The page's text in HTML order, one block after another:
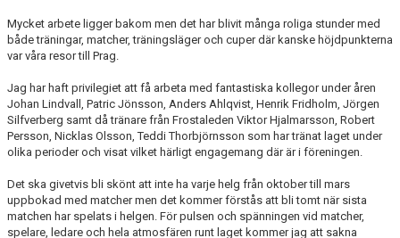
Mycket arbete ligger bakom men det har blivit många roliga stunder med
både träningar, matcher, träningsläger och cuper där kanske höjdpunkterna
var våra resor till Prag.
Jag har haft privilegiet att få arbeta med fantastiska kollegor under åren
Johan Lindvall, Patric Jönsson, Anders Ahlqvist, Henrik Fridholm, Jörgen
Silfverberg samt då tränare från Frostaleden Viktor Hjalmarsson, Robert
Persson, Nicklas Olsson, Teddi Thorbjörnsson som har tränat laget under
olika perioder och visat vilket härligt engagemang där är i föreningen.
Det ska givetvis bli skönt att inte ha varje helg från oktober till mars
uppbokad med matcher men det kommer förstås att bli tomt när sista
matchen har spelats i helgen. För pulsen och spänningen vid matcher,
spelare, ledare och hela atmosfären runt laget kommer jag att sakna